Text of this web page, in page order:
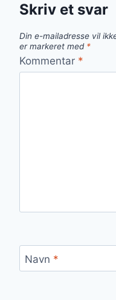
Skriv et svar
Din e-mailadresse vil
er markeret med *
Kommentar *
Navn *